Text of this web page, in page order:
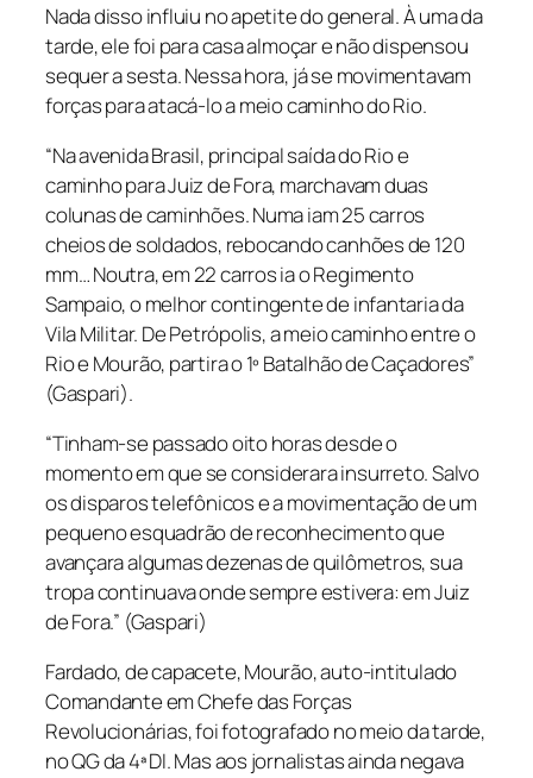
Nada disso influiu no apetite do general. À uma da
tarde, ele foi para casa almoçar e não dispensou
sequer a sesta. Nessa hora, já se movimentavam
forças para atacá-lo a meio caminho do Rio.
“Na avenida Brasil, principal saída do Rio e
caminho para Juiz de Fora, marchavam duas
colunas de caminhões. Numa iam 25 carros
cheios de soldados, rebocando canhões de 120
mm… Noutra, em 22 carros ia o Regimento
Sampaio, o melhor contingente de infantaria da
Vila Militar. De Petrópolis, a meio caminho entre o
Rio e Mourão, partira o 1º Batalhão de Caçadores”
(Gaspari).
“Tinham-se passado oito horas desde o
momento em que se considerara insurreto. Salvo
os disparos telefônicos e a movimentação de um
pequeno esquadrão de reconhecimento que
avançara algumas dezenas de quilômetros, sua
tropa continuava onde sempre estivera: em Juiz
de Fora.” (Gaspari)
Fardado, de capacete, Mourão, auto-intitulado
Comandante em Chefe das Forças
Revolucionárias, foi fotografado no meio da tarde,
no QG da 4ª DI. Mas aos jornalistas ainda negava